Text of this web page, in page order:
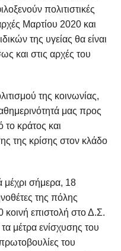
πολιτιστικές
Μαρτίου 2020 και
της υγείας θα είναι
και στις αρχές του
της κοινωνίας,
μας προς
το κράτος και
της κρίσης στον κλάδο
σήμερα, 18
της πόλης
κοινή επιστολή στο Δ.Σ.
μέτρα ενίσχυσης του
του